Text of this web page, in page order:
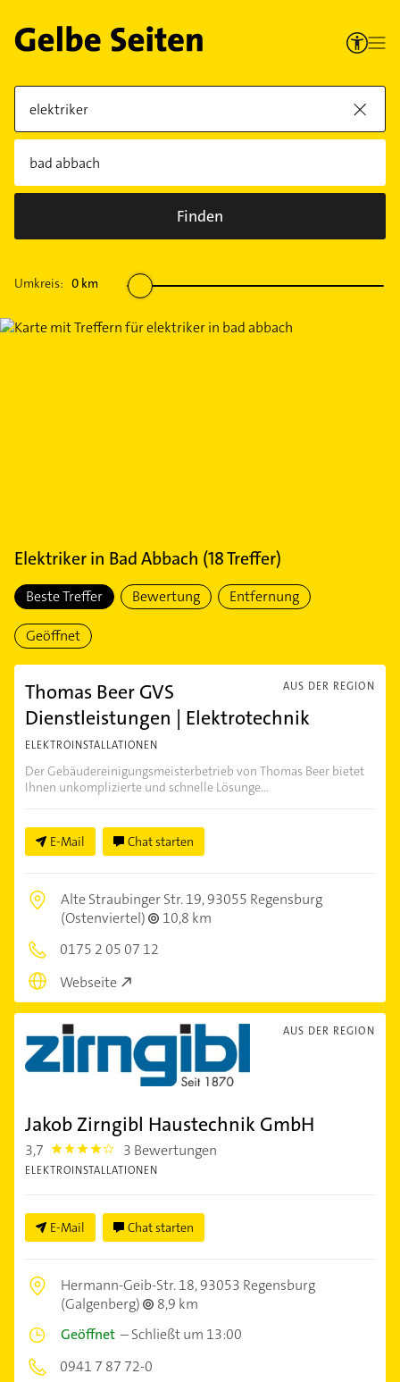
Finden
Umkreis: 0 km
Elektrikerin Bad Abbach (18Treffer)
Beste Treffer Bewertung Entfernung
Geöffnet
AUS DER REGION
Thomas Beer GVS
Dienstleistungen | Elektrotechnik
ELEKTROINSTALLATIONEN
Der Gebäudereinigungsmeisterbetrieb von Thomas Beer bietet
Ihnen unkomplizierte und schnelle Lösunge...
E-Mail Chat starten
Alte Straubinger Str. 19,93055 Regensburg
(Ostenviertel)
10,8 km
0175 2 05 07 12
Webseite
AUS DER REGION
Jakob Zirngibl Haustechnik GmbH
3,7 3.7 3 Bewertungen
ELEKTROINSTALLATIONEN
E-Mail Chat starten
Hermann-Geib-Str. 18,93053 Regensburg
(Galgenberg)
8,9 km
Geöffnet –Schließt um 13:00
0941 7 87 72-0